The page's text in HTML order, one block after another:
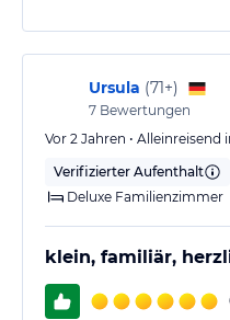
Ursula (71+)
7 Bewertungen
Vor 2 Jahren • Alleinreisend
Verifizierter Aufenthalt
Deluxe Familienzimmer
klein, familiär,